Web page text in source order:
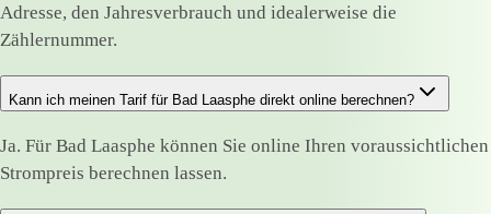
Adresse, den Jahresverbrauch und idealerweise die
Zählernummer.
Kann ich meinen Tarif für Bad Laasphe direkt online berechnen?
Ja. Für Bad Laasphe können Sie online Ihren voraussichtlichen
Strompreis berechnen lassen.